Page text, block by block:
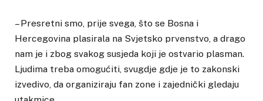
– Presretni smo, prije svega, što se Bosna i
Hercegovina plasirala na Svjetsko prvenstvo, a drago
nam je i zbog svakog susjeda koji je ostvario plasman.
Ljudima treba omogućiti, svugdje gdje je to zakonski
izvedivo, da organiziraju fan zone i zajednički gledaju